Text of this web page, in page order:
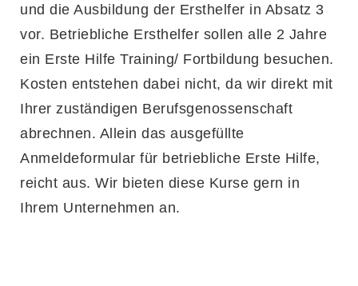
und die Ausbildung der Ersthelfer in Absatz 3
vor. Betriebliche Ersthelfer sollen alle 2 Jahre
ein Erste Hilfe Training/ Fortbildung besuchen.
Kosten entstehen dabei nicht, da wir direkt mit
Ihrer zuständigen Berufsgenossenschaft
abrechnen. Allein das ausgefüllte
Anmeldeformular für betriebliche Erste Hilfe,
reicht aus. Wir bieten diese Kurse gern in
Ihrem Unternehmen an.